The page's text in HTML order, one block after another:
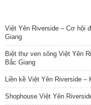
Việt Yên Riverside – Cơ hội
Giang
Biệt thự ven sông Việt Yên
Bắc Giang
Liền kề Việt Yên Riverside –
Shophouse Việt Yên